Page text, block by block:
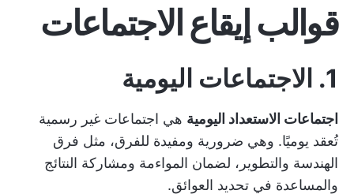
قوالب إيقاع الاجتماعات
1. الاجتماعات اليومية
اجتماعات الاستعداد اليومية هي اجتماعات غير رسمية
تُعقد يوميًا. وهي ضرورية ومفيدة للفرق، مثل فرق
الهندسة والتطوير، لضمان المواءمة ومشاركة النتائج
والمساعدة في تحديد العوائق.